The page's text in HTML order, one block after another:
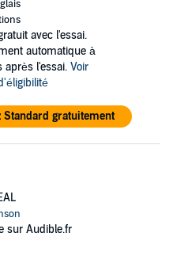
avec l'essai.
automatique à
après l'essai. Voir
Standard gratuitement
sur Audible.fr